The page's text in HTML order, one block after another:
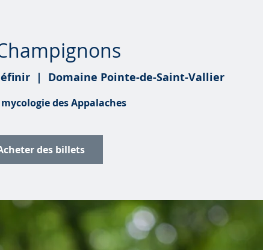
  |
Domaine Pointe-de-Saint-Vallier
mycologie des Appalaches
des billets